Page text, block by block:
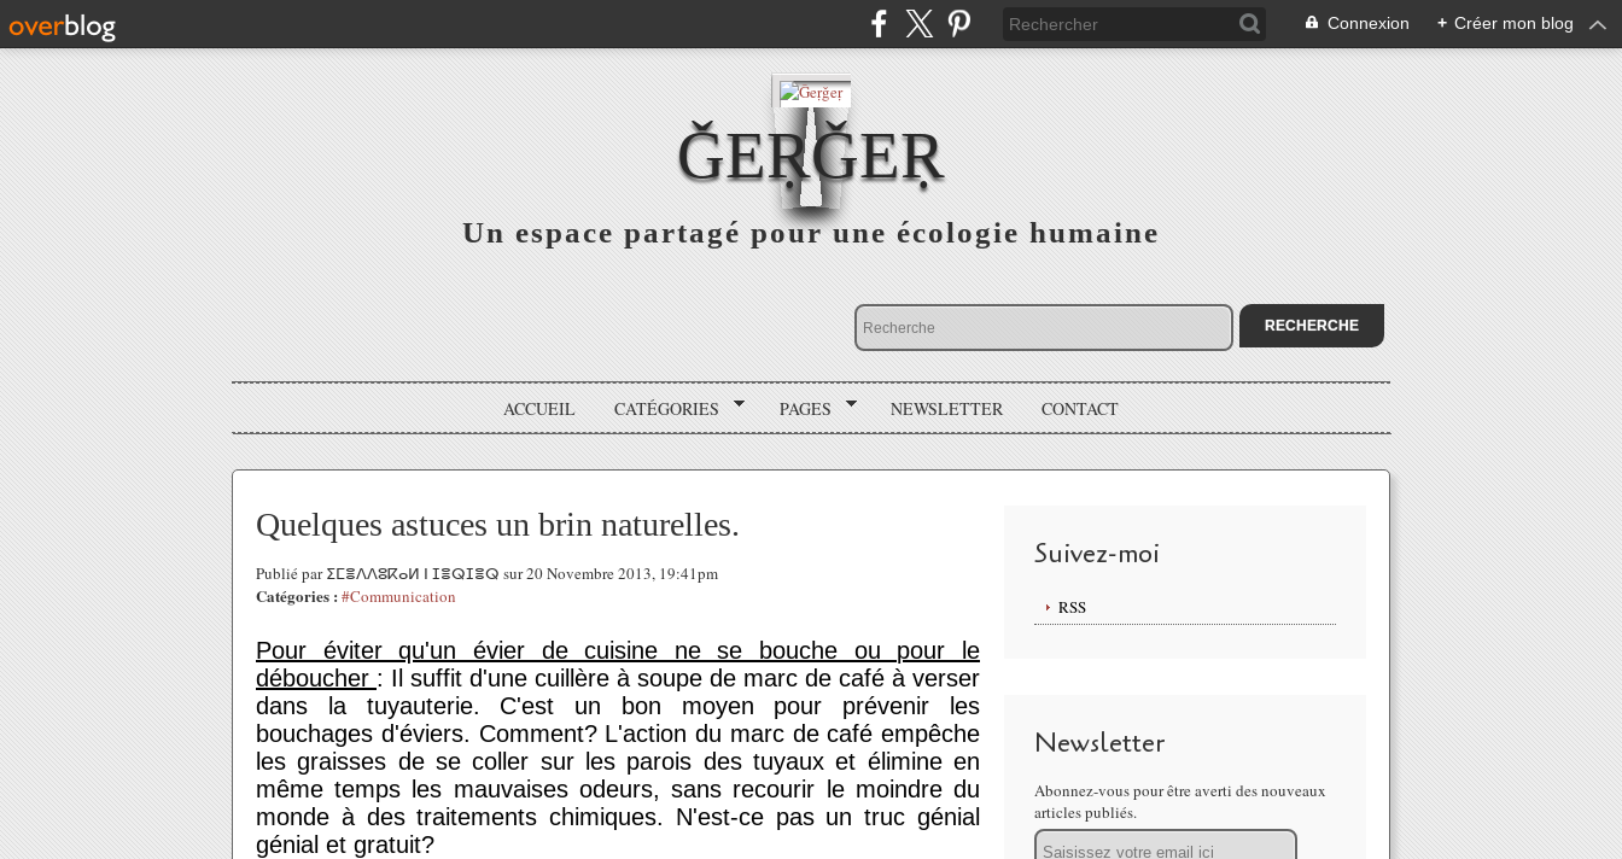
Connexion + Créer mon blog
ǦEṚǦEṚ
Un espace partagé pour une écologie humaine
ACCUEIL CATÉGORIES PAGES NEWSLETTER CONTACT
Quelques astuces un brin naturelles.
Publié par ⵉⵎⴻⴷⴷⵓⴽⴰⵍ ⵏ ⵊⴻⵕⵊⴻⵕ sur 20 Novembre 2013, 19:41pm
Catégories : #Communication
Pour éviter qu'un évier de cuisine ne se bouche ou pour le
déboucher : Il suffit d'une cuillère à soupe de marc de café à verser
dans la tuyauterie. C'est un bon moyen pour prévenir les
bouchages d'éviers. Comment? L'action du marc de café empêche
les graisses de se coller sur les parois des tuyaux et élimine en
même temps les mauvaises odeurs, sans recourir le moindre du
monde à des traitements chimiques. N'est-ce pas un truc génial
génial et gratuit?
Suivez-moi
RSS
Newsletter
Abonnez-vous pour être averti des nouveaux
articles publiés.
Email